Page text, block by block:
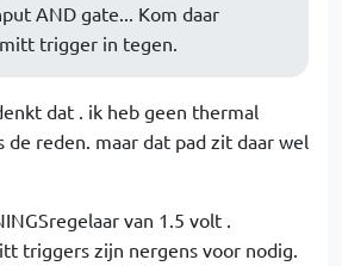
AND gate... Kom daar
trigger in tegen.
dat . ik heb geen thermal
de reden. maar dat pad zit daar wel
van 1.5 volt .
triggers zijn nergens voor nodig.